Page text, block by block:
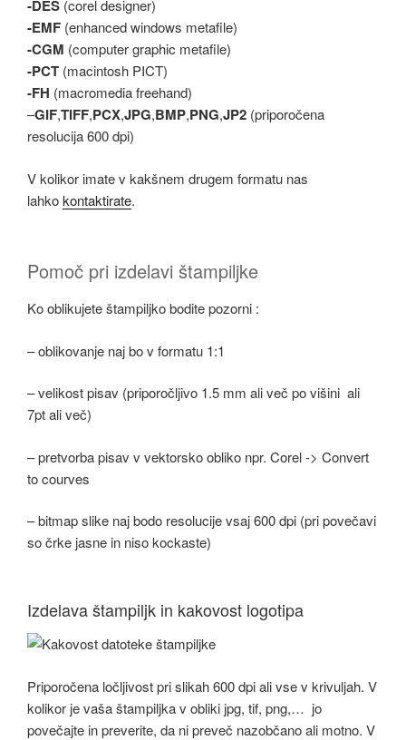
-DES (corel designer)
-EMF (enhanced windows metafile)
-CGM (computer graphic metafile)
-PCT (macintosh PICT)
-FH (macromedia freehand)
–GIF,TIFF,PCX,JPG,BMP,PNG,JP2 (priporočena
resolucija 600 dpi)
V kolikor imate v kakšnem drugem formatu nas
lahkokontaktirate.
Pomoč pri izdelavi štampiljke
Ko oblikujete štampiljko bodite pozorni :
– oblikovanje naj bo v formatu 1:1
– velikost pisav (priporočljivo 1.5 mm ali več po višini ali
7pt ali več)
– pretvorba pisav v vektorsko obliko npr. Corel -> Convert
to courves
– bitmap slike naj bodo resolucije vsaj 600 dpi (pri povečavi
so črke jasne in niso kockaste)
Izdelava štampiljk in kakovost logotipa
Priporočena ločljivost pri slikah 600 dpi ali vse v krivuljah. V
kolikor je vaša štampiljka v obliki jpg, tif, png,… jo
povečajte in preverite, da ni preveč nazobčano ali motno. V